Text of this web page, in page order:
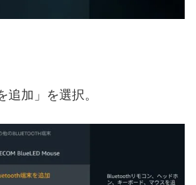
加」を選択。